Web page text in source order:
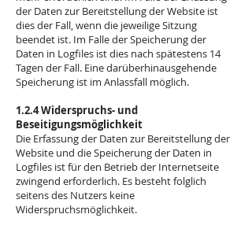
der Daten zur Bereitstellung der Website ist
dies der Fall, wenn die jeweilige Sitzung
beendet ist. Im Falle der Speicherung der
Daten in Logfiles ist dies nach spätestens 14
Tagen der Fall. Eine darüberhinausgehende
Speicherung ist im Anlassfall möglich.
1.2.4 Widerspruchs- und
Beseitigungsmöglichkeit
Die Erfassung der Daten zur Bereitstellung der
Website und die Speicherung der Daten in
Logfiles ist für den Betrieb der Internetseite
zwingend erforderlich. Es besteht folglich
seitens des Nutzers keine
Widerspruchsmöglichkeit.